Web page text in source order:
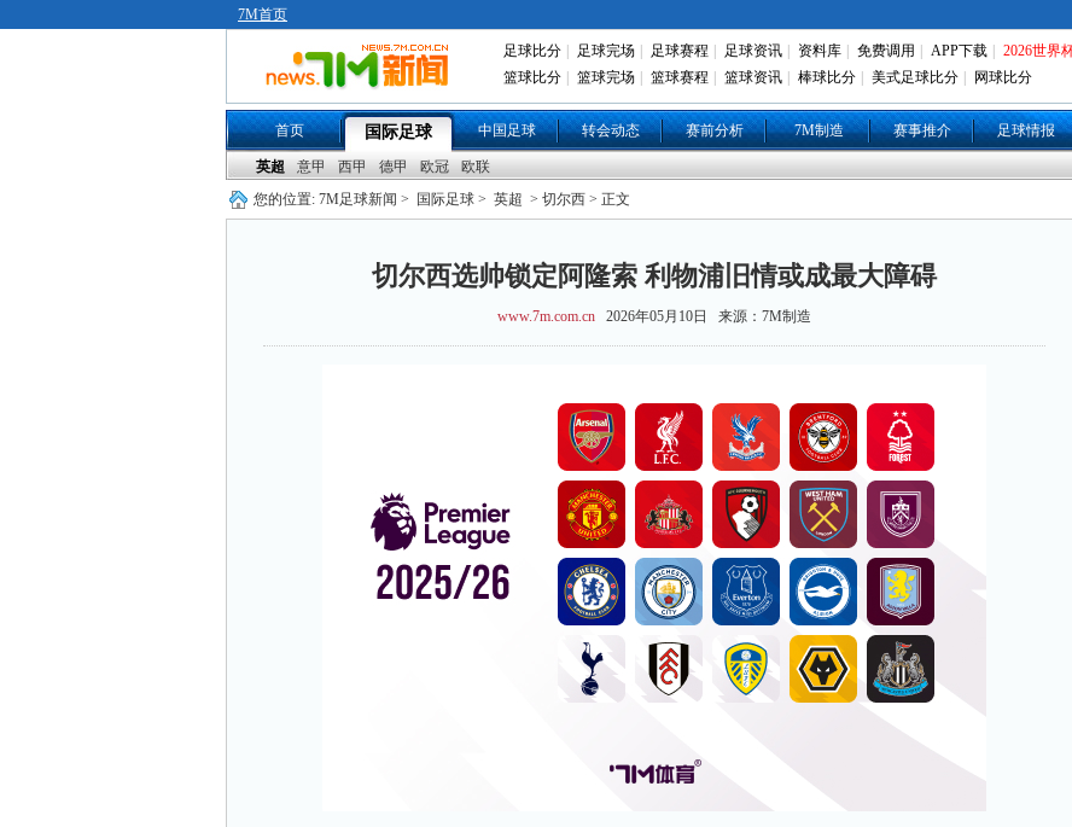
7M首页
足球比分 足球完场 足球赛程 足球资讯 资料库 免费调用 APP下载
2026世界
篮球比分
篮球完场 篮球赛程 篮球资讯 棒球比分 美式足球比分 网球比分
首页 国际足球 中国足球 转会动态 赛前分析 7M制造 赛事推介 足球情报
英超 意甲 西甲 德甲 欧冠
欧联
您的位置: 7M足球新闻 > 国际足球 > 英超 > 切尔西 > 正文
切尔西选帅锁定阿隆索 利物浦旧情或成最大障碍
www.7m.com.cn 2026年05月10日 来源：7M制造